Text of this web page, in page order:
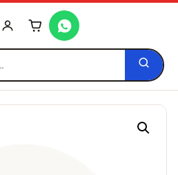
Tu carrito está vacío